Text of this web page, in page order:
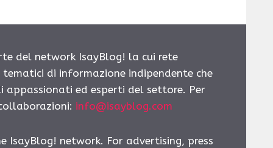
del network IsayBlog! la cui rete
di informazione indipendente che
ed esperti del settore. Per
info@isayblog.com
IsayBlog! network. For advertising, press